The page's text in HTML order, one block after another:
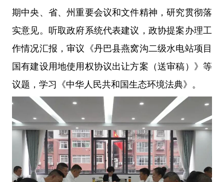
期中央、省、州重要会议和文件精神，研究贯彻落
实意见。听取政府系统代表建议，政协提案办理工
作情况汇报，审议《丹巴县燕窝沟二级水电站项目
国有建设用地使用权协议出让方案（送审稿）》等
议题，学习《中华人民共和国生态环境法典》。